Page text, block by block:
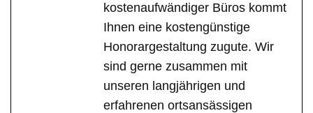
kostenaufwändiger Büros kommt
Ihnen eine kostengünstige
Honorargestaltung zugute. Wir
sind gerne zusammen mit
unseren langjährigen und
erfahrenen ortsansässigen